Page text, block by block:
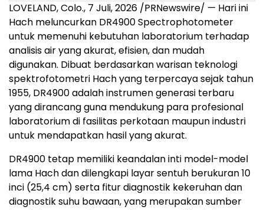
LOVELAND, Colo., 7 Juli, 2026 /PRNewswire/ — Hari ini
Hach meluncurkan DR4900 Spectrophotometer
untuk memenuhi kebutuhan laboratorium terhadap
analisis air yang akurat, efisien, dan mudah
digunakan. Dibuat berdasarkan warisan teknologi
spektrofotometri Hach yang terpercaya sejak tahun
1955, DR4900 adalah instrumen generasi terbaru
yang dirancang guna mendukung para profesional
laboratorium di fasilitas perkotaan maupun industri
untuk mendapatkan hasil yang akurat.
DR4900 tetap memiliki keandalan inti model-model
lama Hach dan dilengkapi layar sentuh berukuran 10
inci (25,4 cm) serta fitur diagnostik kekeruhan dan
diagnostik suhu bawaan, yang merupakan sumber